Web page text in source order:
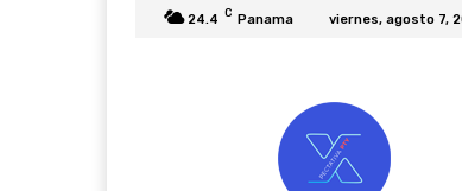
24.4 C Panama viernes, agosto 7,